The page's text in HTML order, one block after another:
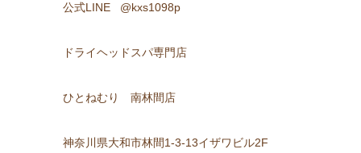
公式LINE @kxs1098p
ドライヘッドスパ専門店
ひとねむり 南林間店
神奈川県大和市林間1-3-13イザワビル2F